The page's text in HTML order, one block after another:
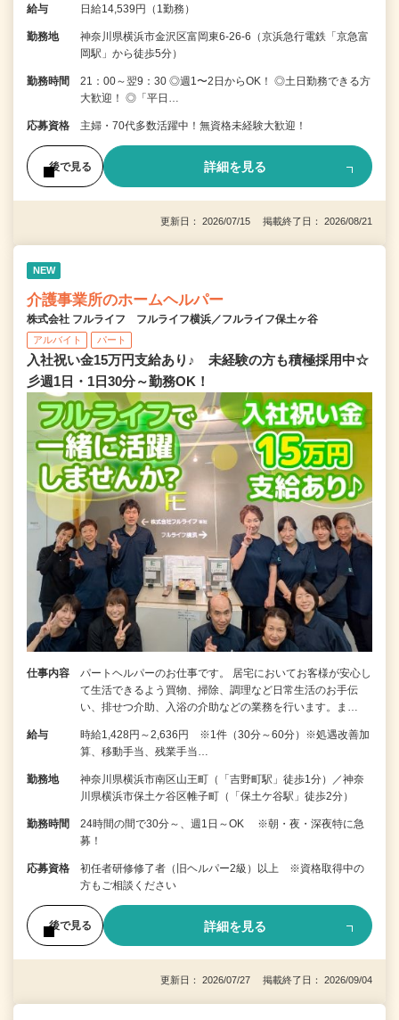
給与 日給14,539円（1勤務）
勤務地
神奈川県横浜市金沢区富岡東6-26-6（京浜急行電鉄「京急富
岡駅」から徒歩5分）
勤務時間
21：00～翌9：30 ◎週1〜2日からOK！ ◎土日勤務できる方
大歓迎！ ◎「平日…
応募資格 主婦・70代多数活躍中！無資格未経験大歓迎！
後で見る 詳細を見る
更新日： 2026/07/15 掲載終了日： 2026/08/21
NEW
介護事業所のホームヘルパー
株式会社 フルライフ フルライフ横浜／フルライフ保土ヶ谷
アルバイト パート
入社祝い金15万円支給あり♪ 未経験の方も積極採用中☆
彡週1日・1日30分～勤務OK！
仕事内容
パートヘルパーのお仕事です。 居宅においてお客様が安心し
て生活できるよう買物、掃除、調理など日常生活のお手伝
い、排せつ介助、入浴の介助などの業務を行います。ま…
給与
時給1,428円～2,636円 ※1件（30分～60分）※処遇改善加
算、移動手当、残業手当…
勤務地
神奈川県横浜市南区山王町（「吉野町駅」徒歩1分）／神奈
川県横浜市保土ケ谷区帷子町（「保土ケ谷駅」徒歩2分）
勤務時間
24時間の間で30分～、週1日～OK ※朝・夜・深夜特に急
募！
応募資格
初任者研修修了者（旧ヘルパー2級）以上 ※資格取得中の
方もご相談ください
後で見る 詳細を見る
更新日： 2026/07/27 掲載終了日： 2026/09/04